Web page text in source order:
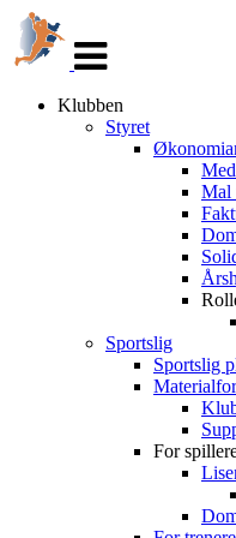
navigasjon
Klubben
Styret
Mal
Sportslig
Sportslig
For